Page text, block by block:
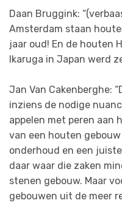
Daan Bruggink:
Amsterdam staan
jaar oud! En de houten
Ikaruga in Japan werd
Jan Van Cakenberghe:
inziens de nodige
appelen met peren aan
van een houten
onderhoud en een
daar waar die zaken
stenen gebouw. Maar
gebouwen uit de meer